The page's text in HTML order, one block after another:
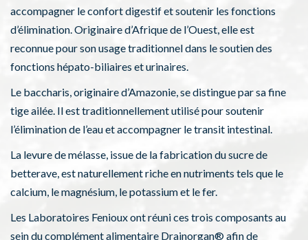
accompagner le confort digestif et soutenir les fonctions
d’élimination. Originaire d’Afrique de l’Ouest, elle est
reconnue pour son usage traditionnel dans le soutien des
fonctions hépato-biliaires et urinaires.
Le baccharis, originaire d’Amazonie, se distingue par sa fine
tige ailée. Il est traditionnellement utilisé pour soutenir
l’élimination de l’eau et accompagner le transit intestinal.
La levure de mélasse, issue de la fabrication du sucre de
betterave, est naturellement riche en nutriments tels que le
calcium, le magnésium, le potassium et le fer.
Les Laboratoires Fenioux ont réuni ces trois composants au
sein du complément alimentaire Drainorgan® afin de